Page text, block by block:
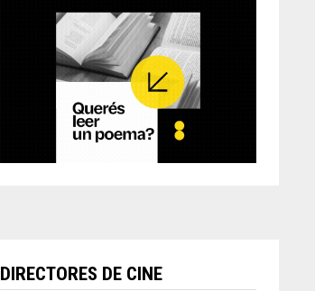
DIRECTORES DE CINE